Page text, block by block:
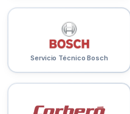
Servicio Técnico Bosch